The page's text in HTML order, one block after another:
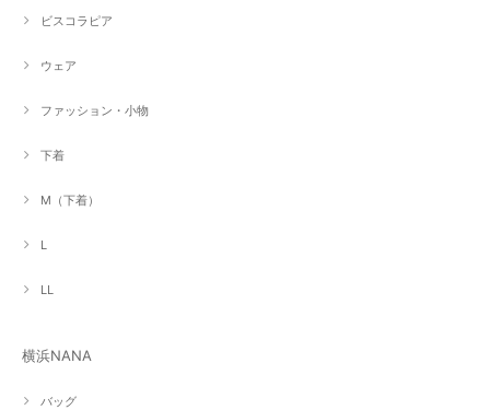
ビスコラピア
ウェア
ファッション・小物
下着
M（下着）
L
LL
横浜NANA
バッグ